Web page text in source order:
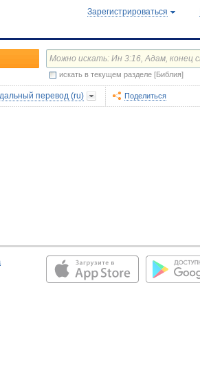
Зарегистрироваться
искать в текущем разделе [Библия]
перевод (ru) Поделиться